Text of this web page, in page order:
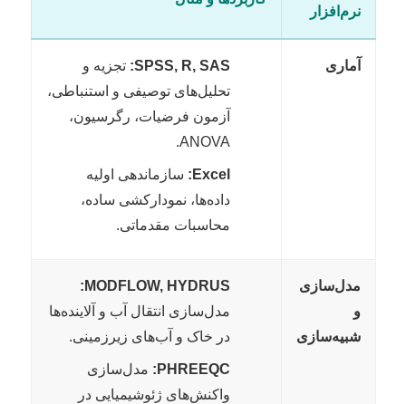
نرم‌افزار
آماری SPSS, R, SAS: تجزیه و
تحلیل‌های توصیفی و استنباطی،
آزمون فرضیات، رگرسیون،
ANOVA.
Excel:
سازماندهی اولیه
داده‌ها، نمودارکشی ساده،
محاسبات مقدماتی.
مدل‌سازی
و
شبیه‌سازی
MODFLOW, HYDRUS:
مدل‌سازی انتقال آب و آلاینده‌ها
در خاک و آب‌های زیرزمینی.
PHREEQC:
مدل‌سازی
واکنش‌های ژئوشیمیایی در